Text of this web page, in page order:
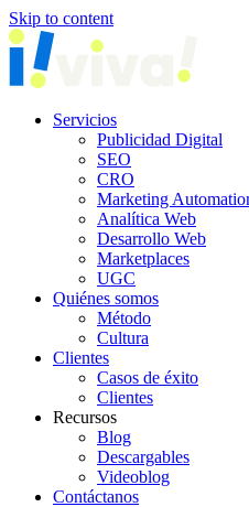
Skip to content
Servicios
Publicidad Digital
SEO
CRO
Marketing
Analítica Web
Desarrollo Web
Marketplaces
UGC
Quiénes somos
Método
Cultura
Clientes
Casos de éxito
Clientes
Recursos
Blog
Descargables
Videoblog
Contáctanos